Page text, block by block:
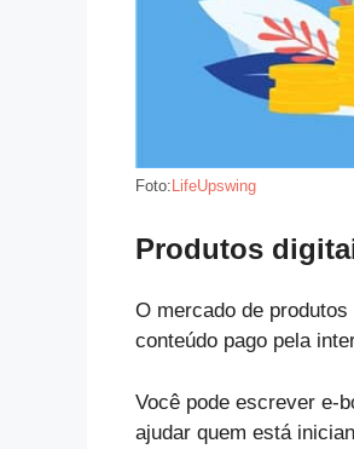
Foto:LifeUpswing
Produtos
O mercado de
conteúdo pago pela
Você pode escrever e-
ajudar quem está